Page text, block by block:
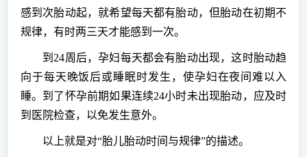
感到次胎动起，就希望每天都有胎动，但胎动在初期不
规律，有时两三天才能感到一次。
到24周后，孕妇每天都会有胎动出现，这时胎动趋
向于每天晚饭后或睡眠时发生，使孕妇在夜间难以入
睡。到了怀孕前期如果连续24小时未出现胎动，应及时
到医院检查，以免发生意外。
以上就是对“胎儿胎动时间与规律”的描述。